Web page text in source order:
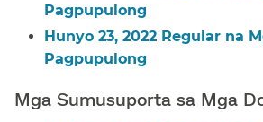
Pagpupulong​​
Hunyo 23, 2022 Regular na
Pagpupulong​​
Mga Sumusuporta sa Mga